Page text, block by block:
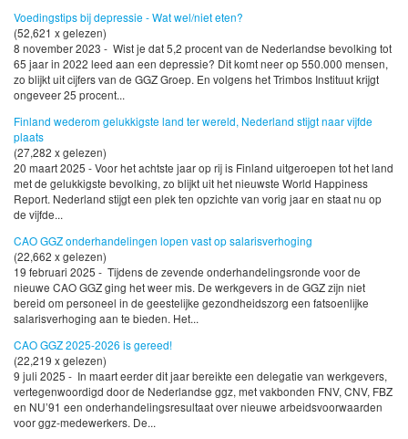
Voedingstips bij depressie - Wat wel/niet eten?
(52,621 x gelezen)
8 november 2023 - Wist je dat 5,2 procent van de Nederlandse bevolking tot
65 jaar in 2022 leed aan een depressie? Dit komt neer op 550.000 mensen,
zo blijkt uit cijfers van de GGZ Groep. En volgens het Trimbos Instituut krijgt
ongeveer 25 procent...
Finland wederom gelukkigste land ter wereld, Nederland stijgt naar vijfde
plaats
(27,282 x gelezen)
20 maart 2025 - Voor het achtste jaar op rij is Finland uitgeroepen tot het land
met de gelukkigste bevolking, zo blijkt uit het nieuwste World Happiness
Report. Nederland stijgt een plek ten opzichte van vorig jaar en staat nu op
de vijfde...
CAO GGZ onderhandelingen lopen vast op salarisverhoging
(22,662 x gelezen)
19 februari 2025 - Tijdens de zevende onderhandelingsronde voor de
nieuwe CAO GGZ ging het weer mis. De werkgevers in de GGZ zijn niet
bereid om personeel in de geestelijke gezondheidszorg een fatsoenlijke
salarisverhoging aan te bieden. Het...
CAO GGZ 2025-2026 is gereed!
(22,219 x gelezen)
9 juli 2025 - In maart eerder dit jaar bereikte een delegatie van werkgevers,
vertegenwoordigd door de Nederlandse ggz, met vakbonden FNV, CNV, FBZ
en NU’91 een onderhandelingsresultaat over nieuwe arbeidsvoorwaarden
voor ggz-medewerkers. De...